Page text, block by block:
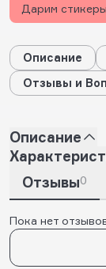
Дарим
Описание
Отзывы и
Описание
Отзывы0
Пока нет